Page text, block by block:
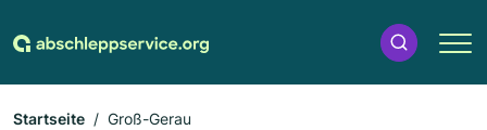
Startseite Groß-Gerau